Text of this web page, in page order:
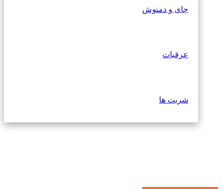
چای و دمنوش
عرقیات
شربت ها